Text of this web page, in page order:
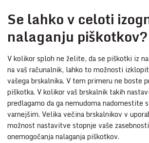
Se lahko v celoti
nalaganju piškotkov?
V kolikor sploh ne želite, da se piškotki iz
na vaš računalnik, lahko to možnosti
vašega brskalnika. V tem primeru ne boste
piškotka. V kolikor vaš brskalnik takih
predlagamo da ga nemudoma nadomestite
varnejšim. Velika večina brskalnikov v
možnost nastavitve stopnje vaše
onemogočanja nalaganja piškotkov.